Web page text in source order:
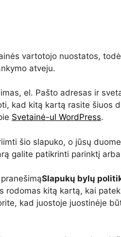
vartotojo nuostatos,
atveju.
el. Pašto adresas ir
kad kitą kartą rasite šiuos
Svetainė-ul WordPress.
šio slapuko, o jūsų
galite patikrinti parinktį
Slapukų bylų
rodomas kitą kartą, kai
kad juostoje juostinėje